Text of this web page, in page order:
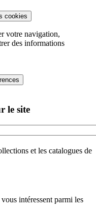
cookies
votre navigation,
des informations
le site
et les catalogues de
intéressent parmi les